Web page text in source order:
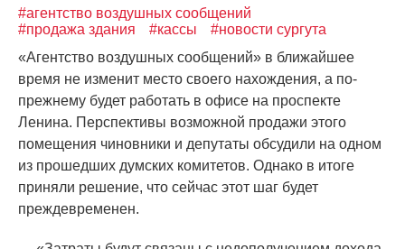
#агентство воздушных сообщений
#продажа здания
#кассы
#новости сургута
«Агентство воздушных сообщений» в ближайшее
время не изменит место своего нахождения, а по-
прежнему будет работать в офисе на проспекте
Ленина. Перспективы возможной продажи этого
помещения чиновники и депутаты обсудили на одном
из прошедших думских комитетов. Однако в итоге
приняли решение, что сейчас этот шаг будет
преждевременен.